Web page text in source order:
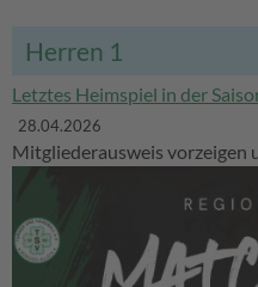
Herren 1
Letztes Heimspiel in der
28.04.2026
Mitgliederausweis vorzeigen